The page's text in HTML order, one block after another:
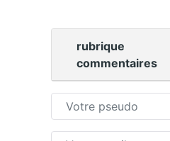
rubrique
commentaires